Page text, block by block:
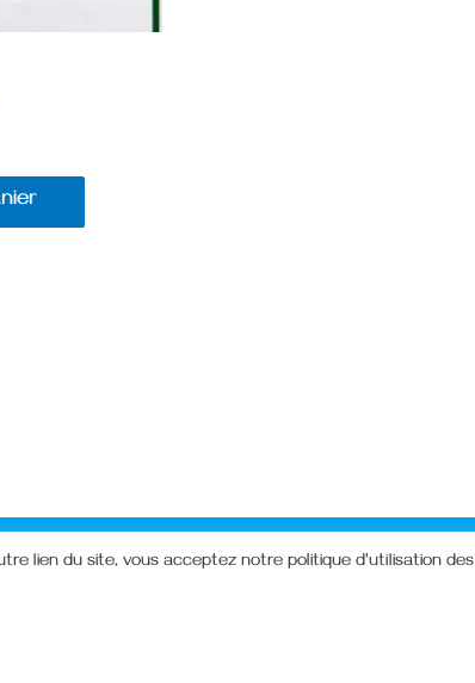
lien du site, vous acceptez notre politique d'utilisation des